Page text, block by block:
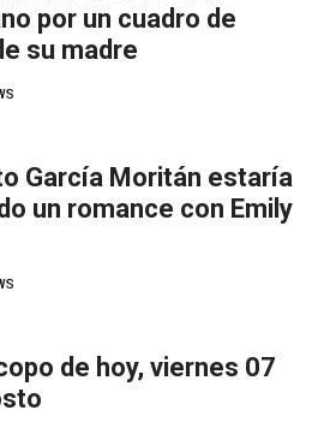
por un cuadro de
su madre
García Moritán estaría
un romance con Emily
de hoy, viernes 07